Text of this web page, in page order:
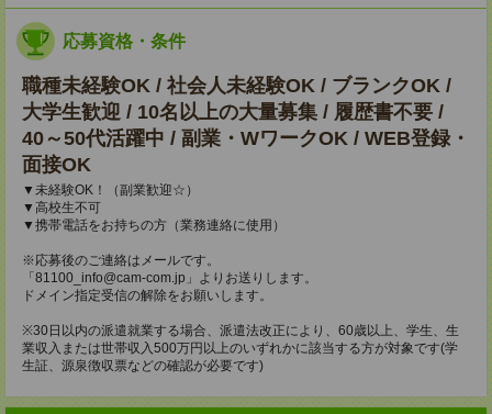
応募資格・条件
職種未経験OK / 社会人未経験OK / ブランクOK /
大学生歓迎 / 10名以上の大量募集 / 履歴書不要 /
40～50代活躍中 / 副業・WワークOK / WEB登録・
面接OK
▼未経験OK！（副業歓迎☆）
▼高校生不可
▼携帯電話をお持ちの方（業務連絡に使用）
※応募後のご連絡はメールです。
「81100_info@cam-com.jp」よりお送りします。
ドメイン指定受信の解除をお願いします。
※30日以内の派遣就業する場合、派遣法改正により、60歳以上、学生、生
業収入または世帯収入500万円以上のいずれかに該当する方が対象です(学
生証、源泉徴収票などの確認が必要です)